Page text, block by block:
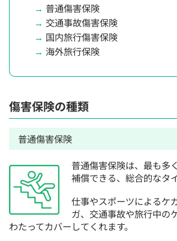
普通傷害保険
交通事故傷害保険
国内旅行傷害保険
海外旅行保険
傷害保険の種類
普通傷害保険
普通傷害保険は、最も多
補償できる、総合的なタ
仕事やスポーツによるケ
ガ、交通事故や旅行中の
わたってカバーしてくれます。